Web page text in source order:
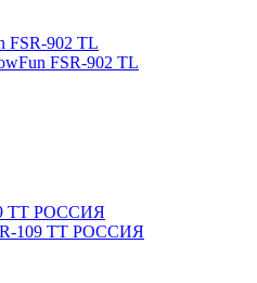
FSR-902 TL
109 TT РОССИЯ